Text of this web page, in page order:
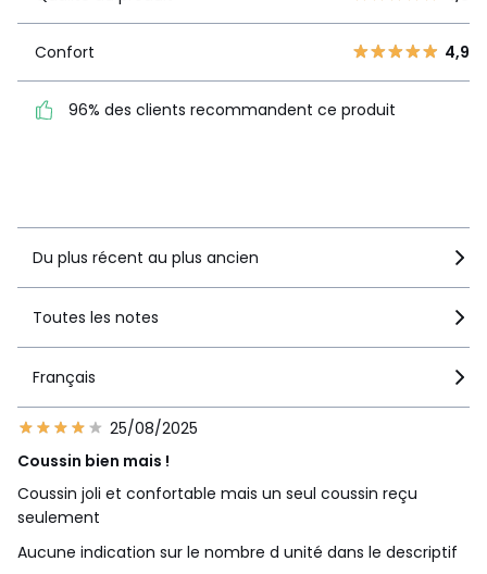
1
produit
4,9
Confort
4,9
96% des clients
Confort 4,9
96% des clients recommandent ce produit
Du plus récent au plus ancien
Toutes les notes
Français
25/08/2025
Coussin bien mais !
Coussin joli et confortable mais un seul coussin reçu
seulement
Aucune indication sur le nombre d unité dans le descriptif